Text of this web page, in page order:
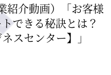
介動画）「お客様
できる秘訣とは？
スセンター】」